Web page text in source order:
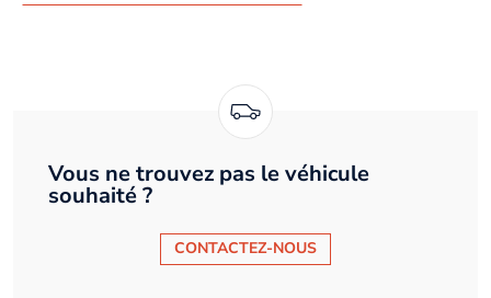
Vous ne trouvez pas le véhicule
souhaité ?
CONTACTEZ-NOUS